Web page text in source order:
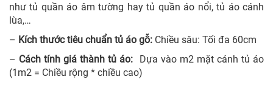
như tủ quần áo âm tường hay tủ quần áo nổi, tủ áo cánh
lùa,…
– Kích thước tiêu chuẩn tủ áo gỗ: Chiều sâu: Tối đa 60cm
– Cách tính giá thành tủ áo: Dựa vào m2 mặt cánh tủ áo
(1m2 = Chiều rộng * chiều cao)